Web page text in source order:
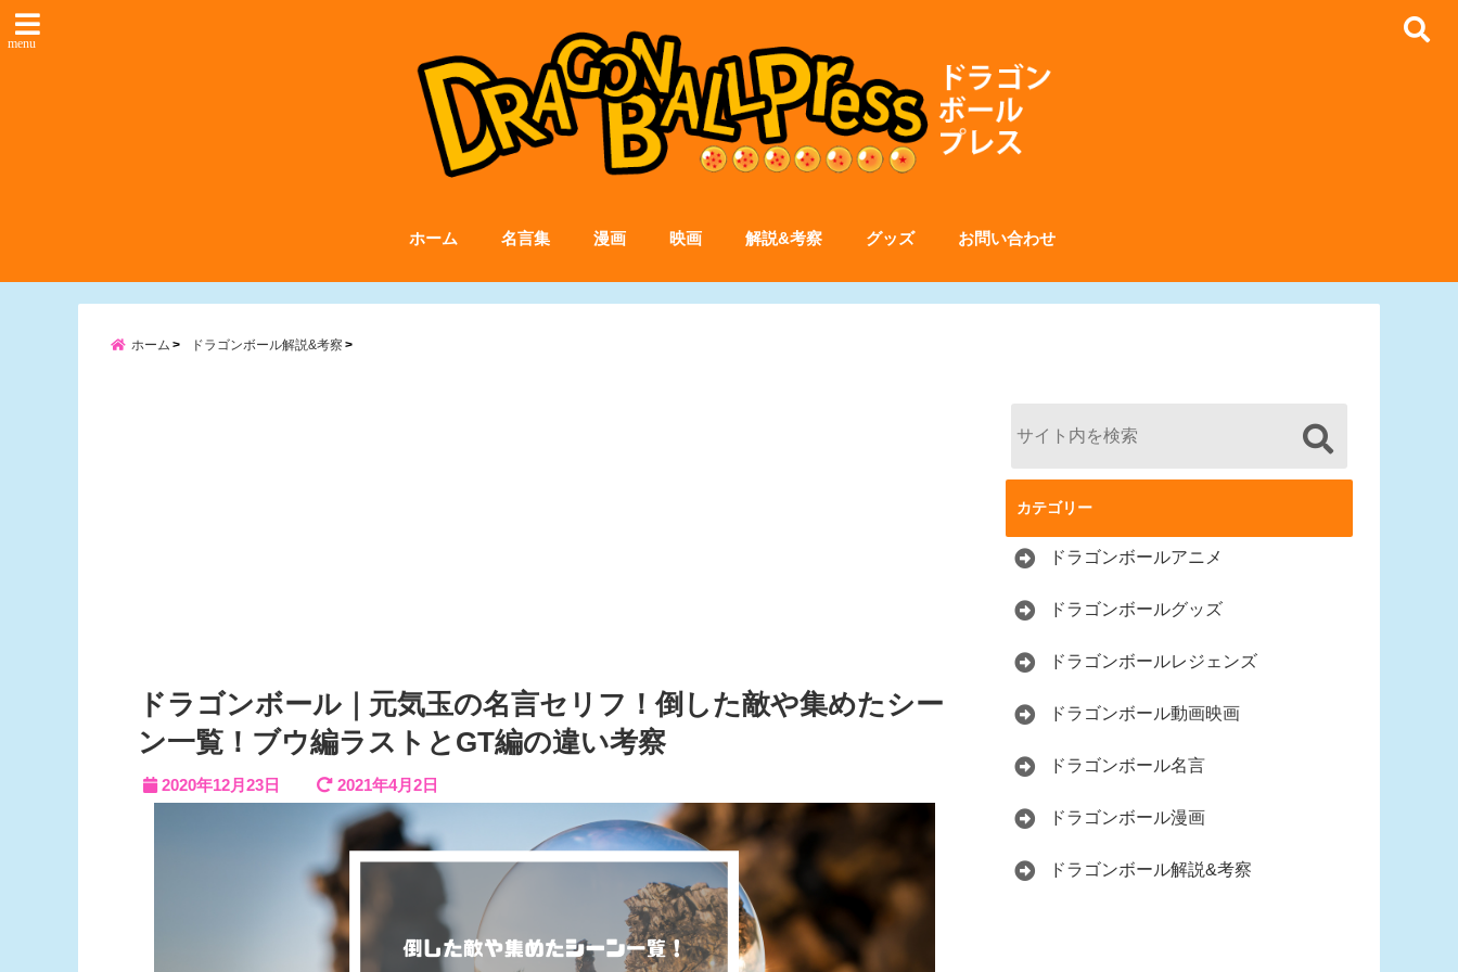
menu
ホーム 名言集 漫画 映画 解説&考察 グッズ お問い合わせ
ホーム ドラゴンボール解説&考察
ドラゴンボール｜元気玉の名言セリフ！倒した敵や集めたシー
ン一覧！ブウ編ラストとGT編の違い考察
2020年12月23日 2021年4月2日
カテゴリー
ドラゴンボールアニメ
ドラゴンボールグッズ
ドラゴンボールレジェンズ
ドラゴンボール動画映画
ドラゴンボール名言
ドラゴンボール漫画
ドラゴンボール解説&考察